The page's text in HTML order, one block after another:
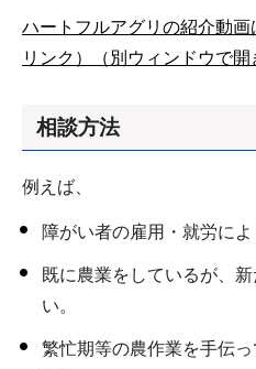
ハートフルアグリの紹介動
リンク）（別ウィンドウで開
相談方法
例えば、
障がい者の雇用・就労によ
既に農業をしているが、
い。
繁忙期等の農作業を手伝